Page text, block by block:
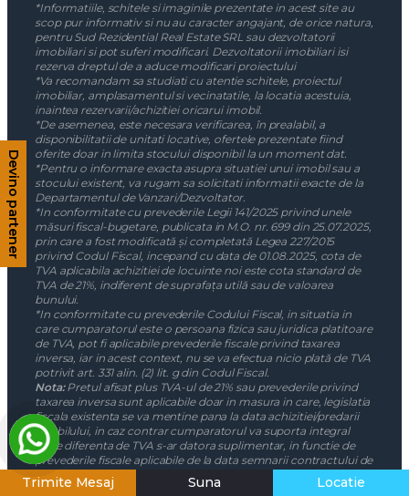
*Informatiile, schitele si imaginile prezentate in acest site au
scop pur informativ si nu au caracter angajant, de orice natura,
pentru Sud Rezidential Real Estate SRL sau dezvoltatorii
imobiliari si pot suferi modificari. Dezvoltatorii imobiliari isi
rezerva dreptul de a aduce modificari proiectului
*Va recomandam sa studiati cu atentie schitele, proiectul
imobiliar, amplasamentul si vecinatatile, la locatia acestuia,
inaintea rezervarii/achizitiei oricarui imobil.
*De asemenea, este necesara verificarea, în prealabil, a
disponibilitatii de unitati locative, ofertele prezentate fiind
oferite doar in limita stocului disponibil la un moment dat.
*Pentru o informare exacta asupra situatiei unui imobil sau a
stocului existent, va rugam sa solicitati informatii exacte de la
Departamentul de Vanzari/Dezvoltator.
*In conformitate cu prevederile Legii 141/2025 privind unele
măsuri fiscal-bugetare, publicata in M.O. nr. 699 din 25.07.2025,
prin care a fost modificată și completată Legea 227/2015
privind Codul Fiscal, incepand cu data de 01.08.2025, cota de
TVA aplicabila achizitiei de locuinte noi este cota standard de
TVA de 21%, indiferent de suprafața utilă sau de valoarea
bunului.
*In conformitate cu prevederile Codului Fiscal, in situatia in
care cumparatorul este o persoana fizica sau juridica platitoare
de TVA, pot fi aplicabile prevederile fiscale privind taxarea
inversa, iar in acest context, nu se va efectua nicio plată de TVA
potrivit art. 331 alin. (2) lit. g din Codul Fiscal.
Nota:Pretul afisat plus TVA-ul de 21% sau prevederile privind
taxarea inversa sunt aplicabile doar in masura in care, legislatia
fiscala existenta se va mentine pana la data achizitiei/predarii
imobilului, in caz contrar cumparatorul va suporta integral
orice diferenta de TVA s-ar datora suplimentar, in functie de
prevederile fiscale aplicabile de la data semnarii contractului de
vanzare – cumparare si a livrarii bunului.
Trimite Mesaj Suna Locatie
Devino partener